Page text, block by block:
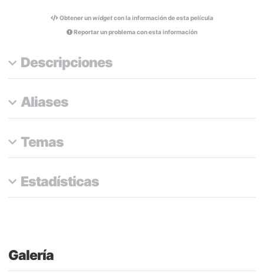
Obtener unwidgetcon la información de esta película
Reportar un problema con esta información
Descripciones
Aliases
Temas
Estadísticas
Galería